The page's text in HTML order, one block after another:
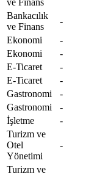
Bankacılık
ve Finans
-
Ekonomi
-
Ekonomi
-
E-Ticaret
-
E-Ticaret
-
Gastronomi
-
Gastronomi
-
İşletme
-
Turizm ve
Otel
Yönetimi
-
Turizm ve